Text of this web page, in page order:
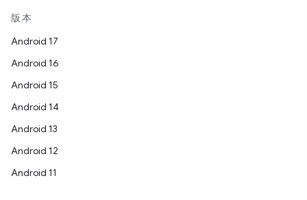
版本
Android 17
Android 16
Android 15
Android 14
Android 13
Android 12
Android 11